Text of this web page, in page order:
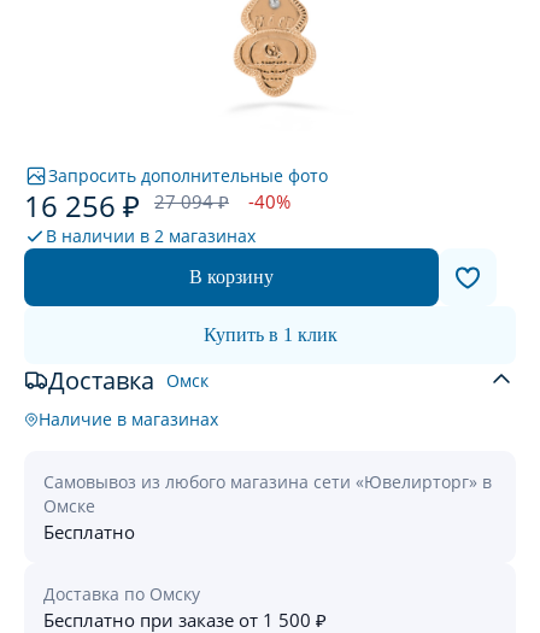
Запросить дополнительные фото
16 256 ₽ 27 094 ₽ -40%
В наличии в 2 магазинах
В корзину
Купить в 1 клик
Доставка Омск
Наличие в магазинах
Самовывоз из любого магазина сети «Ювелирторг» в
Омске
Бесплатно
Доставка по Омску
Бесплатно при заказе от 1 500 ₽